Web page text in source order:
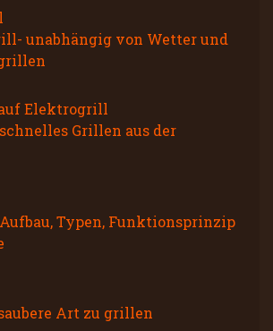
unabhängig von Wetter und
Grillen aus der
Typen, Funktionsprinzip
Art zu grillen